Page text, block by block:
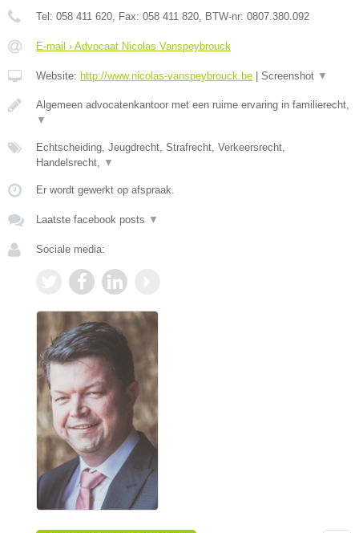
Tel: 058 411 620 , Fax: 058 411 820 , BTW-nr: 0807.380.092
E-mail › Advocaat Nicolas Vanspeybrouck
Website: http://www.nicolas-vanspeybrouck.be Screenshot ▼
Algemeen advocatenkantoor met een ruime ervaring in familierecht,
▼
Echtscheiding, Jeugdrecht, Strafrecht, Verkeersrecht,
Handelsrecht,
▼
Er wordt gewerkt op afspraak.
Laatste facebook posts ▼
Sociale media: